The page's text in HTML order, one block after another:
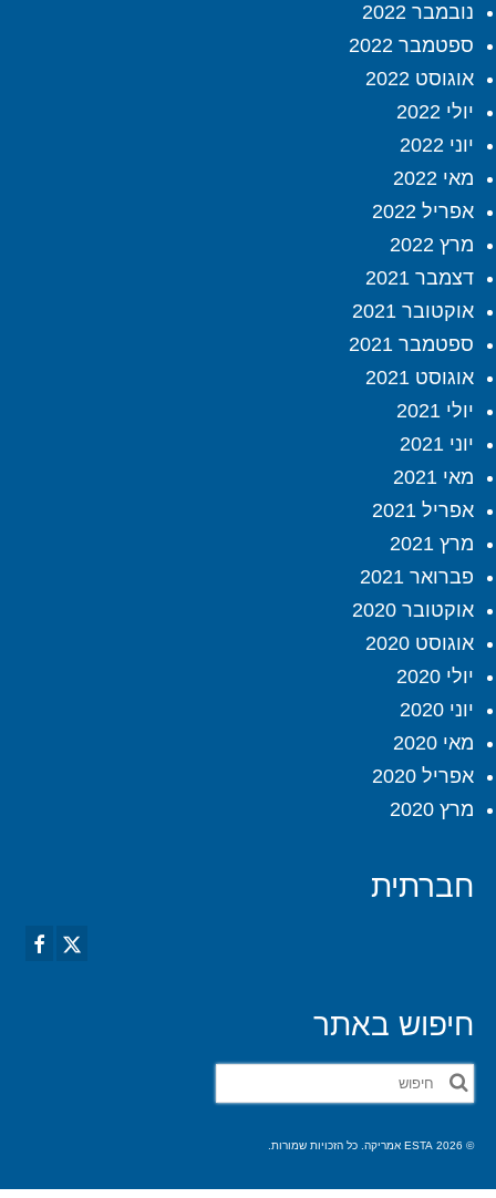
נובמבר 2022
ספטמבר 2022
אוגוסט 2022
יולי 2022
יוני 2022
מאי 2022
אפריל 2022
מרץ 2022
דצמבר 2021
אוקטובר 2021
ספטמבר 2021
אוגוסט 2021
יולי 2021
יוני 2021
מאי 2021
אפריל 2021
מרץ 2021
פברואר 2021
אוקטובר 2020
אוגוסט 2020
יולי 2020
יוני 2020
מאי 2020
אפריל 2020
מרץ 2020
חברתית
חיפוש באתר
חפש
את:
© 2026 ESTA אמריקה. כל הזכויות שמורות.